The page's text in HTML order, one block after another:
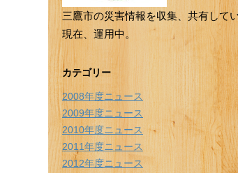
三鷹市の災害情報を収集、共有して
現在、運用中。
カテゴリー
2008年度ニュース
2009年度ニュース
2010年度ニュース
2011年度ニュース
2012年度ニュース